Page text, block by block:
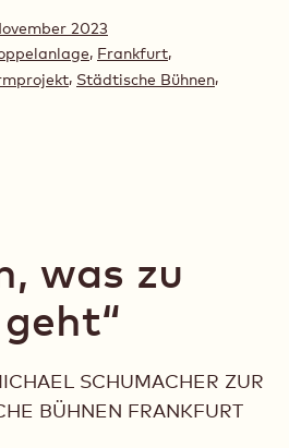
2023
, Frankfurt,
, Städtische Bühnen,
was zu
SCHUMACHER ZUR
BÜHNEN FRANKFURT